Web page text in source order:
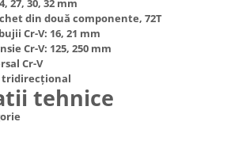
incorporabile
frontale
verticale
din două componente, 72T
Cr-V: 16, 21 mm
Cr-V: 125, 250 mm
Cr-V
tridirecțional
tehnice